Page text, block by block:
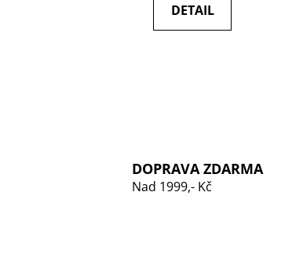
DETAIL
DOPRAVA ZDARMA
Nad 1999,- Kč